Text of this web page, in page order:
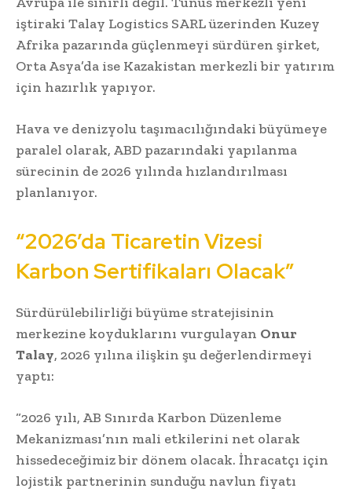
iştiraki Talay Logistics SARL üzerinden Kuzey
Afrika pazarında güçlenmeyi sürdüren şirket,
Orta Asya’da ise Kazakistan merkezli bir yatırım
için hazırlık yapıyor.
Hava ve denizyolu taşımacılığındaki büyümeye
paralel olarak, ABD pazarındaki yapılanma
sürecinin de 2026 yılında hızlandırılması
planlanıyor.
“2026’da Ticaretin Vizesi
Karbon Sertifikaları Olacak”
Sürdürülebilirliği büyüme stratejisinin
merkezine koyduklarını vurgulayan Onur
Talay, 2026 yılına ilişkin şu değerlendirmeyi
yaptı:
“2026 yılı, AB Sınırda Karbon Düzenleme
Mekanizması’nın mali etkilerini net olarak
hissedeceğimiz bir dönem olacak. İhracatçı için
lojistik partnerinin sunduğu navlun fiyatı